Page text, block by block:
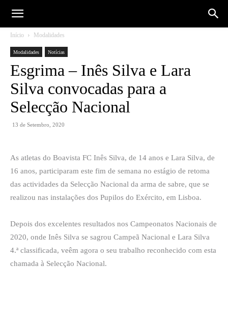
Início Modalidades
Modalidades Notícias
Esgrima – Inês Silva e Lara
Silva convocadas para a
Selecção Nacional
13 de Setembro, 2020
As atletas do Boavista FC Inês Silva, de 14 anos e Lara Silva, de
16 anos, participaram este fim de semana no estágio de retoma
das actividades da Selecção Nacional da arma de sabre, que se
realizou nas instalações dos Pupilos do Exército, em Lisboa.
Depois dos excelentes resultados nos Campeonatos Nacionais de
2020, onde Inês Silva se sagrou Campeã Nacional e Lara Silva
4.ª classificada, veêm agora o seu trabalho reconhecido com esta
chamada à Selecção Nacional.